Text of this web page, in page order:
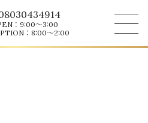
：9:00～3:00
：8:00～2:00